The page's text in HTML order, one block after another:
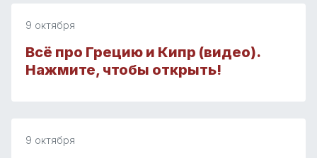
9 октября
Всё про Грецию и Кипр (видео).
Нажмите, чтобы открыть!
9 октября